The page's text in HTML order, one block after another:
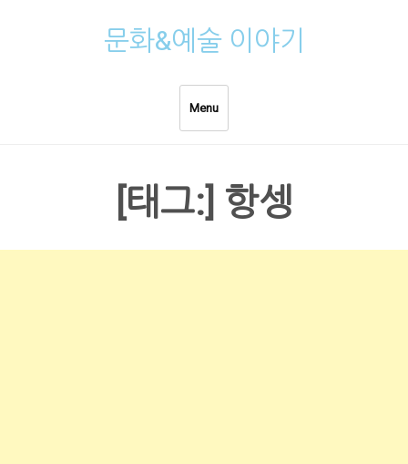
문화&예술 이야기
Menu
[태그:] 항셍